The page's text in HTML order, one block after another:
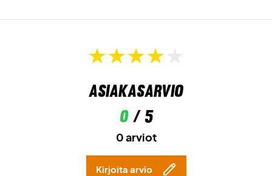
Asiakasarvio
0/ 5
0 arviot
Kirjoita arvio